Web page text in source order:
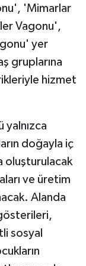
'Mimarlar
Vagonu',
yer
gruplarına
hizmet
doğayla iç
oluşturulacak
ve üretim
Alanda
sosyal